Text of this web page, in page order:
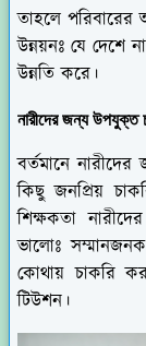
তাহলে পরিবারের
উন্নয়নঃ যে দেশে
উন্নতি করে।
নারীদের জন্য উপযুক্ত
বর্তমানে
কিছু জনপ্রিয়
শিক্ষকতা
ভালোঃ
কোথায় চাকরি
টিউশন।